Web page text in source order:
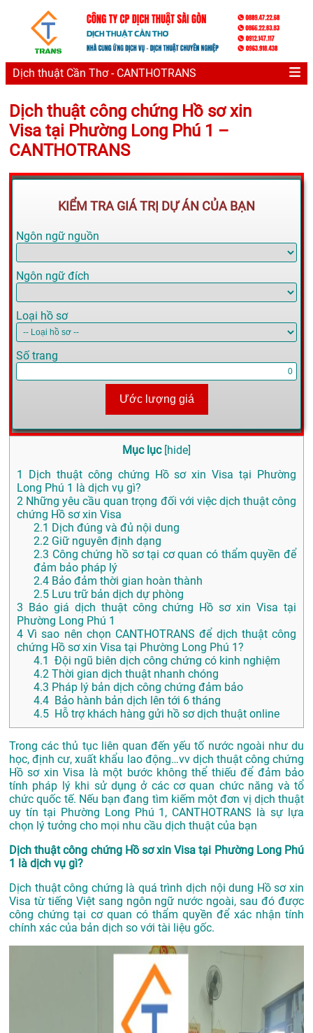
Dịch thuật Cần Thơ - CANTHOTRANS
Dịch thuật công chứng Hồ sơ xin
Visa tại Phường Long Phú 1 –
CANTHOTRANS
KIỂM TRA GIÁ TRỊ DỰ ÁN CỦA BẠN
Ngôn ngữ nguồn
Ngôn ngữ đích
Loại hồ sơ
Số trang
Ước lượng giá
Mục lục [hide]
1
Dịch thuật công chứng Hồ sơ xin Visa tại Phường
Long Phú 1 là dịch vụ gì?
2 Những yêu cầu quan trọng đối với việc dịch thuật công
chứng Hồ sơ xin Visa
2.1 Dịch đúng và đủ nội dung
2.2 Giữ nguyên định dạng
2.3 Công chứng hồ sơ tại cơ quan có thẩm quyền để
đảm bảo pháp lý
2.4 Bảo đảm thời gian hoàn thành
2.5 Lưu trữ bản dịch dự phòng
3 Báo giá dịch thuật công chứng Hồ sơ xin Visa tại
Phường Long Phú 1
4 Vì sao nên chọn CANTHOTRANS để dịch thuật công
chứng Hồ sơ xin Visa tại Phường Long Phú 1?
4.1
Đội ngũ biên dịch công chứng có kinh nghiệm
4.2 Thời gian dịch thuật nhanh chóng
4.3 Pháp lý bản dịch công chứng đảm bảo
4.4 Bảo hành bản dịch lên tới 6 tháng
4.5 Hỗ trợ khách hàng gửi hồ sơ dịch thuật online
Trong các thủ tục liên quan đến yếu tố nước ngoài như du
học, định cư, xuất khẩu lao động…vv dịch thuật công chứng
Hồ sơ xin Visa là một bước không thể thiếu để đảm bảo
tính pháp lý khi sử dụng ở các cơ quan chức năng và tổ
chức quốc tế. Nếu bạn đang tìm kiếm một đơn vị dịch thuật
uy tín tại Phường Long Phú 1, CANTHOTRANS là sự lựa
chọn lý tưởng cho mọi nhu cầu dịch thuật của bạn
Dịch thuật công chứng Hồ sơ xin Visa tại Phường Long Phú
1 là dịch vụ gì?
Dịch thuật công chứng là quá trình dịch nội dung Hồ sơ xin
Visa từ tiếng Việt sang ngôn ngữ nước ngoài, sau đó được
công chứng tại cơ quan có thẩm quyền để xác nhận tính
chính xác của bản dịch so với tài liệu gốc.